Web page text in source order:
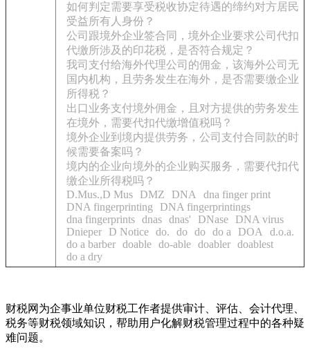
如何判定需要享受税收协定待遇的缔约对方居民
受益所有人身份？
公司跟境外企业签合同，境外企业要求公司代扣
代缴所涉及的印花税，是否符合规定？
我司支付给海外代理公司的佣金，该海外公司无
国内机构，且劳务发生在海外，是否需要缴企业
所得税？
出口业务支付境外佣金，且对方提供的劳务发生
在境外，需要代扣代缴增值税吗？
境外企业到境内提供劳务，公司支付合同款的时
候需要备案吗？
境内的企业向境外的企业购买服务，需要代扣代
缴企业所得税吗？
D.Mus.,D Mus
DMZ DNA
dna finger print
DNA fingerprinting
DNA fingerprintings
dna fingerprints dnas dnas' DNase
DNA virus
Dnieper
D Notice do. do do do a DOA
d.o.a.
do a barber doable do-able doabler doablest
do a dry
财税网为企事业单位财税工作者提供审计、评估、会计代理、
税务等财税领域知识，帮助用户化解财税管理过程中的各种疑
难问题。